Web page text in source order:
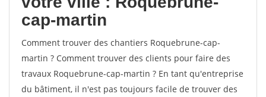
cap-martin
Comment trouver des chantiers Roquebrune-cap-
martin ? Comment trouver des clients pour faire des
travaux Roquebrune-cap-martin ? En tant qu'entreprise
du bâtiment, il n'est pas toujours facile de trouver des